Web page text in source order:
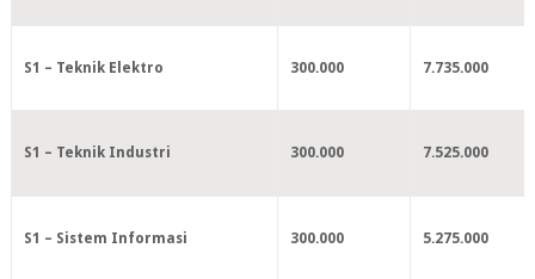
S1 – Teknik Elektro 300.000 7.735.000
S1 – Teknik Industri 300.000 7.525.000
S1 – Sistem Informasi 300.000 5.275.000